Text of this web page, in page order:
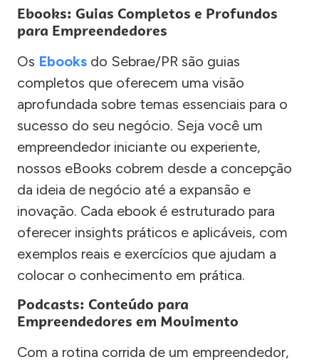
Ebooks: Guias Completos e Profundos
para Empreendedores
Os Ebooks do Sebrae/PR são guias
completos que oferecem uma visão
aprofundada sobre temas essenciais para o
sucesso do seu negócio. Seja você um
empreendedor iniciante ou experiente,
nossos eBooks cobrem desde a concepção
da ideia de negócio até a expansão e
inovação. Cada ebook é estruturado para
oferecer insights práticos e aplicáveis, com
exemplos reais e exercícios que ajudam a
colocar o conhecimento em prática.
Podcasts: Conteúdo para
Empreendedores em Movimento
Com a rotina corrida de um empreendedor,